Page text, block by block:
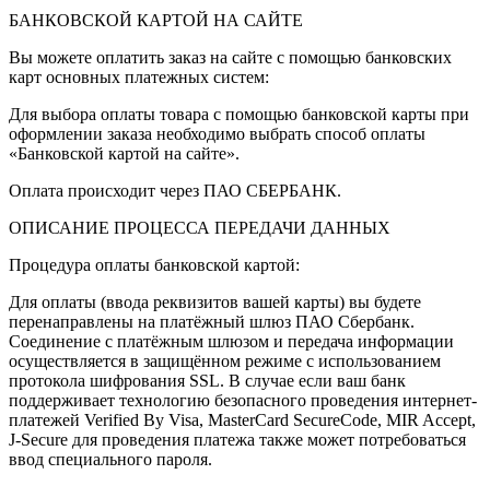
БАНКОВСКОЙ КАРТОЙ НА САЙТЕ
Вы можете оплатить заказ на сайте с помощью банковских
карт основных платежных систем:
Для выбора оплаты товара с помощью банковской карты при
оформлении заказа необходимо выбрать способ оплаты
«Банковской картой на сайте».
Оплата происходит через ПАО СБЕРБАНК.
ОПИСАНИЕ ПРОЦЕССА ПЕРЕДАЧИ ДАННЫХ
Процедура оплаты банковской картой:
Для оплаты (ввода реквизитов вашей карты) вы будете
перенаправлены на платёжный шлюз ПАО Сбербанк.
Соединение с платёжным шлюзом и передача информации
осуществляется в защищённом режиме с использованием
протокола шифрования SSL. В случае если ваш банк
поддерживает технологию безопасного проведения интернет-
платежей Verified By Visa, MasterCard SecureCode, MIR Accept,
J-Secure для проведения платежа также может потребоваться
ввод специального пароля.